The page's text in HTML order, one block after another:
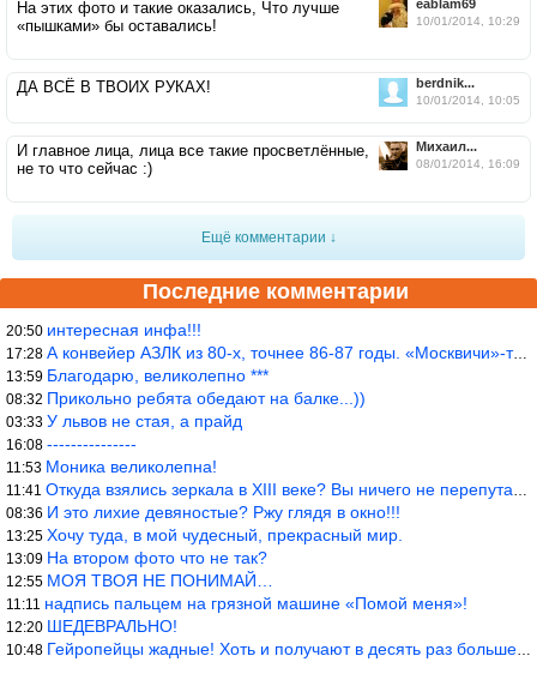
eablam69
10/01/2014, 10:29
На этих фото и такие оказались, Что лучше
«пышками» бы оставались!
berdnik...
10/01/2014, 10:05
ДА ВСЁ В ТВОИХ РУКАХ!
Михаил...
08/01/2014, 16:09
И главное лица, лица все такие просветлённые,
не то что сейчас :)
Ещё комментарии ↓
Последние комментарии
20:50 интересная инфа!!!
17:28 А конвейер АЗЛК из 80-х, точнее 86-87 годы. «Москвичи»-то из пер
13:59 Благодарю, великолепно ***
08:32 Прикольно ребята обедают на балке...))
03:33 У львов не стая, а прайд
16:08 ---------------
11:53 Моника великолепна!
11:41 Откуда взялись зеркала в XIII веке? Вы ничего не перепутали?
08:36 И это лихие девяностые? Ржу глядя в окно!!!
13:25 Хочу туда, в мой чудесный, прекрасный мир.
13:09 На втором фото что не так?
12:55 МОЯ ТВОЯ НЕ ПОНИМАЙ…
11:11 надпись пальцем на грязной машине «Помой меня»!
12:20 ШЕДЕВРАЛЬНО!
10:48 Гейропейцы жадные! Хоть и получают в десять раз больше жителей б